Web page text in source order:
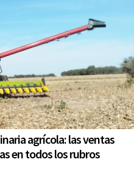
agrícola: las ventas
en todos los rubros